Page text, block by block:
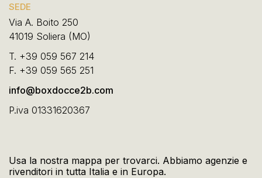
SEDE
Via A. Boito 250
41019 Soliera (MO)
T. +39 059 567 214
F. +39 059 565 251
info@boxdocce2b.com
P.iva 01331620367
Usa la nostra mappa per trovarci. Abbiamo agenzie e
rivenditori in tutta Italia e in Europa.